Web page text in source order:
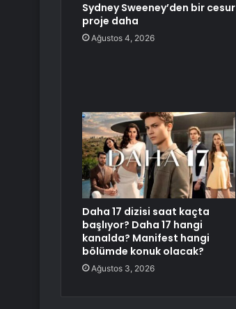
Sydney Sweeney’den bir cesur
proje daha
Ağustos 4, 2026
Daha 17 dizisi saat kaçta
başlıyor? Daha 17 hangi
kanalda? Manifest hangi
bölümde konuk olacak?
Ağustos 3, 2026